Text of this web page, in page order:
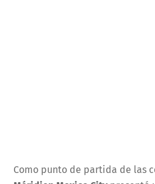
Como punto de partida de las